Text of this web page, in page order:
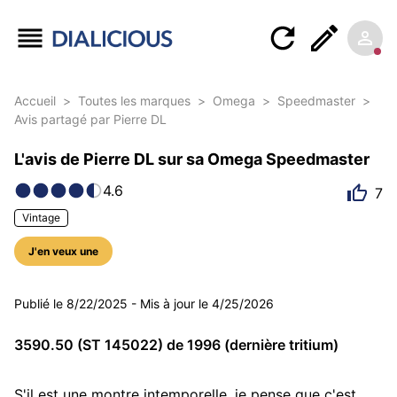
Accueil > Toutes les marques > Omega > Speedmaster >
Avis partagé par Pierre DL
L'avis de Pierre DL sur sa Omega Speedmaster
4.6
Vintage
J'en veux une
7
6 photos
Publié le 8/22/2025 - Mis à jour le 4/25/2026
3590.50 (ST 145022) de 1996 (dernière tritium)